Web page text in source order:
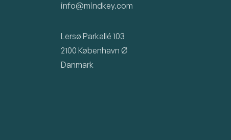
info@mindkey.com
Lersø Parkallé 103
2100 København Ø
Danmark